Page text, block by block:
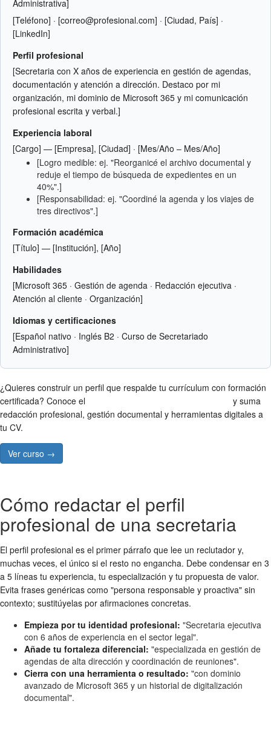
Administrativa]
[Teléfono] · [correo@profesional.com] · [Ciudad, País] ·
[LinkedIn]
Perfil profesional
[Secretaria con X años de experiencia en gestión de agendas,
documentación y atención a dirección. Destaco por mi
organización, mi dominio de Microsoft 365 y mi comunicación
profesional escrita y verbal.]
Experiencia laboral
[Cargo] — [Empresa], [Ciudad] · [Mes/Año – Mes/Año]
[Logro medible: ej. "Reorganicé el archivo documental y
reduje el tiempo de búsqueda de expedientes en un
40%".]
[Responsabilidad: ej. "Coordiné la agenda y los viajes de
tres directivos".]
Formación académica
[Título] — [Institución], [Año]
Habilidades
[Microsoft 365 · Gestión de agenda · Redacción ejecutiva ·
Atención al cliente · Organización]
Idiomas y certificaciones
[Español nativo · Inglés B2 · Curso de Secretariado
Administrativo]
¿Quieres construir un perfil que respalde tu currículum con formación
certificada? Conoce el
y suma
redacción profesional, gestión documental y herramientas digitales a
tu CV.
Ver curso →
Cómo redactar el perfil
profesional de una secretaria
El perfil profesional es el primer párrafo que lee un reclutador y,
muchas veces, el único si el resto no engancha. Debe condensar en 3
a 5 líneas tu experiencia, tu especialización y tu propuesta de valor.
Evita frases genéricas como "persona responsable y proactiva" sin
contexto; sustitúyelas por afirmaciones concretas.
Empieza por tu identidad profesional: "Secretaria ejecutiva
con 6 años de experiencia en el sector legal".
Añade tu fortaleza diferencial: "especializada en gestión de
agendas de alta dirección y coordinación de reuniones".
Cierra con una herramienta o resultado: "con dominio
avanzado de Microsoft 365 y un historial de digitalización
documental".